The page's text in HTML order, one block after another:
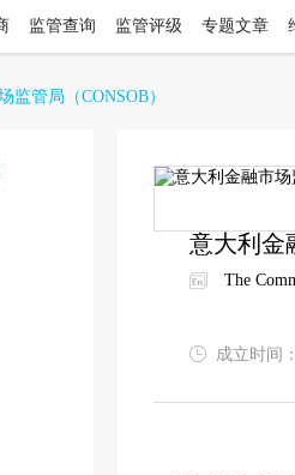
监管查询 监管评级 专题文章
监管局 （CONSOB）
意大利金
The
成立时间